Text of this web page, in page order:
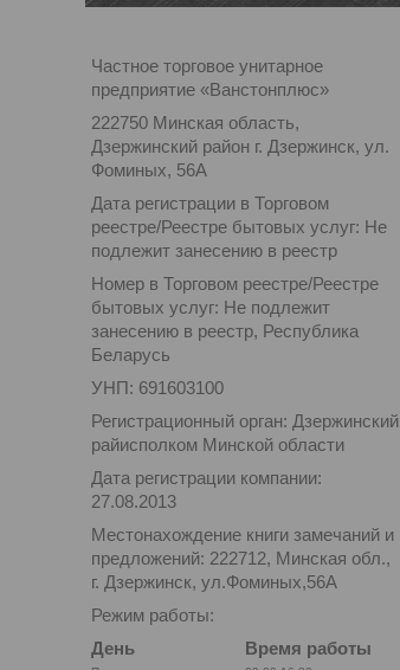
Частное торговое унитарное
предприятие «Ванстонплюс»
222750 Минская область,
Дзержинский район г. Дзержинск, ул.
Фоминых, 56А
Дата регистрации в Торговом
реестре/Реестре бытовых услуг: Не
подлежит занесению в реестр
Номер в Торговом реестре/Реестре
бытовых услуг: Не подлежит
занесению в реестр, Республика
Беларусь
УНП: 691603100
Регистрационный орган: Дзержинский
райисполком Минской области
Дата регистрации компании:
27.08.2013
Местонахождение книги замечаний и
предложений: 222712, Минская обл.,
г. Дзержинск, ул.Фоминых,56А
Режим работы:
День
Время работы